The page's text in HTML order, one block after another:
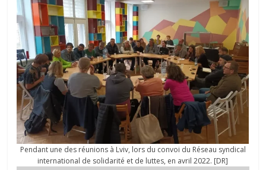
Pendant une des réunions à Lviv, lors du convoi du Réseau syndical
international de solidarité et de luttes, en avril 2022. [DR]